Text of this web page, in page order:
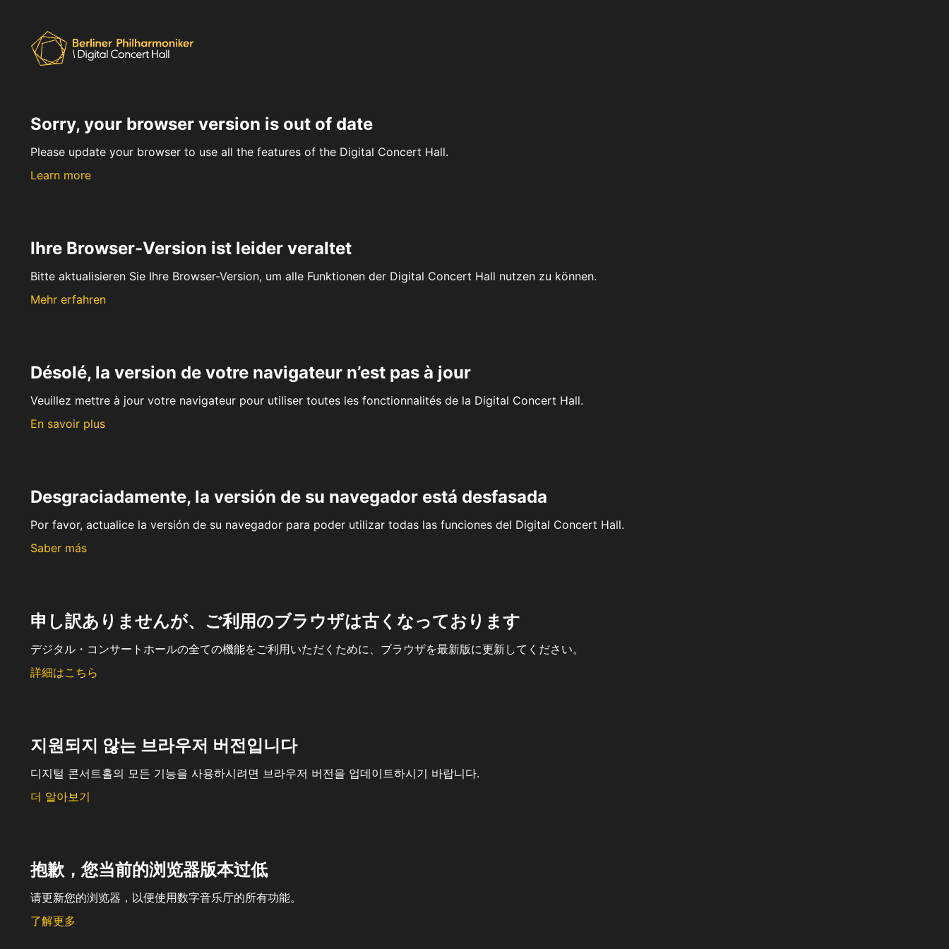
Sorry, your browser version is out of date
Please update your browser to use all the features of the Digital Concert Hall.
Learn more
Ihre Browser-Version ist leider veraltet
Bitte aktualisieren Sie Ihre Browser-Version, um alle Funktionen der Digital Concert Hall nutzen zu können.
Mehr erfahren
Désolé, la version de votre navigateur n’est pas à jour
Veuillez mettre à jour votre navigateur pour utiliser toutes les fonctionnalités de la Digital Concert Hall.
En savoir plus
Desgraciadamente, la versión de su navegador está desfasada
Por favor, actualice la versión de su navegador para poder utilizar todas las funciones del Digital Concert Hall.
Saber más
申し訳ありませんが、ご利用のブラウザは古くなっております
デジタル・コンサートホールの全ての機能をご利用いただくために、ブラウザを最新版に更新してください。
詳細はこちら
지원되지 않는 브라우저 버전입니다
디지털 콘서트홀의 모든 기능을 사용하시려면 브라우저 버전을 업데이트하시기 바랍니다.
더 알아보기
抱歉，您当前的浏览器版本过低
请更新您的浏览器，以便使用数字音乐厅的所有功能。
了解更多